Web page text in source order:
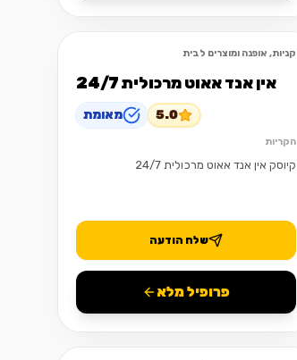
קניות, אופנה ומוצרים לבית
אין אנד אאוט מרכולית 24/7
5.0 מאומת
הקריות
קיוסק אין אנד אאוט מרכולית 24/7
שלח הודעה
פרופיל מלא